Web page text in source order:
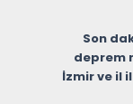
Son
deprem
İzmir ve il